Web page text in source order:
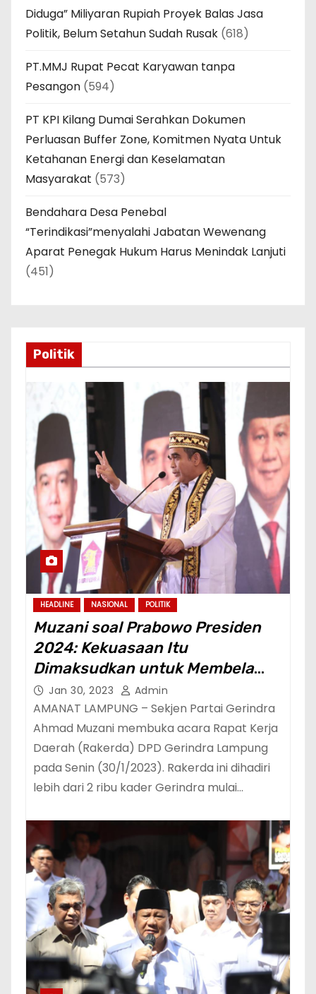
Diduga” Miliyaran Rupiah Proyek Balas Jasa
Politik, Belum Setahun Sudah Rusak (618)
PT.MMJ Rupat Pecat Karyawan tanpa
Pesangon (594)
PT KPI Kilang Dumai Serahkan Dokumen
Perluasan Buffer Zone, Komitmen Nyata Untuk
Ketahanan Energi dan Keselamatan
Masyarakat (573)
Bendahara Desa Penebal
“Terindikasi”menyalahi Jabatan Wewenang
Aparat Penegak Hukum Harus Menindak Lanjuti
(451)
Politik
HEADLINE NASIONAL POLITIK
Muzani soal Prabowo Presiden
2024: Kekuasaan Itu
Dimaksudkan untuk Membela
Rakyat Kecil dan Terpinggirkan
Jan 30, 2023 Admin
AMANAT LAMPUNG – Sekjen Partai Gerindra
Ahmad Muzani membuka acara Rapat Kerja
Daerah (Rakerda) DPD Gerindra Lampung
pada Senin (30/1/2023). Rakerda ini dihadiri
lebih dari 2 ribu kader Gerindra mulai…